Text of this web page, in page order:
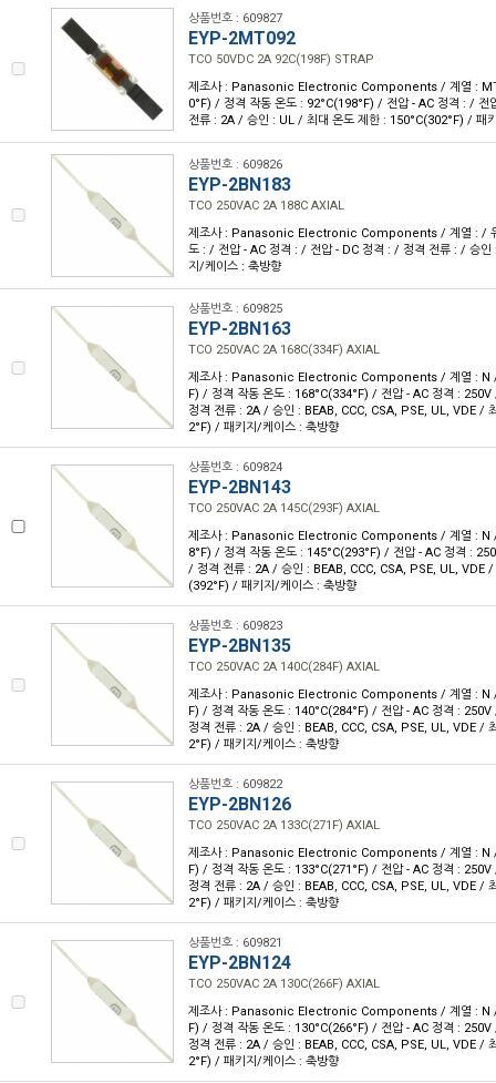
상품번호 : 609827
EYP-2MT092
TCO 50VDC 2A 92C(198F) STRAP
제조사 : Panasonic Electronic Components / 계열 :
0°F) / 정격 작동 온도 : 92°C(198°F) / 전압 - AC 정격 : / 전
전류 : 2A / 승인 : UL / 최대 온도 제한 : 150°C(302°F) / 패
상품번호 : 609826
EYP-2BN183
TCO 250VAC 2A 188C AXIAL
제조사 : Panasonic Electronic Components / 계열 : /
도 : / 전압 - AC 정격 : / 전압 - DC 정격 : / 정격 전류 : / 승
지/케이스 : 축방향
상품번호 : 609825
EYP-2BN163
TCO 250VAC 2A 168C(334F) AXIAL
제조사 : Panasonic Electronic Components / 계열 : N /
F) / 정격 작동 온도 : 168°C(334°F) / 전압 - AC 정격 :
정격 전류 : 2A / 승인 : BEAB, CCC, CSA, PSE, UL, VDE /
2°F) / 패키지/케이스 : 축방향
상품번호 : 609824
EYP-2BN143
TCO 250VAC 2A 145C(293F) AXIAL
제조사 : Panasonic Electronic Components / 계열 : N /
8°F) / 정격 작동 온도 : 145°C(293°F) / 전압 - AC 정격 :
/ 정격 전류 : 2A / 승인 : BEAB, CCC, CSA, PSE, UL, VDE /
(392°F) / 패키지/케이스 : 축방향
상품번호 : 609823
EYP-2BN135
TCO 250VAC 2A 140C(284F) AXIAL
제조사 : Panasonic Electronic Components / 계열 : N /
F) / 정격 작동 온도 : 140°C(284°F) / 전압 - AC 정격 :
정격 전류 : 2A / 승인 : BEAB, CCC, CSA, PSE, UL, VDE /
2°F) / 패키지/케이스 : 축방향
상품번호 : 609822
EYP-2BN126
TCO 250VAC 2A 133C(271F) AXIAL
제조사 : Panasonic Electronic Components / 계열 : N /
F) / 정격 작동 온도 : 133°C(271°F) / 전압 - AC 정격 :
정격 전류 : 2A / 승인 : BEAB, CCC, CSA, PSE, UL, VDE /
2°F) / 패키지/케이스 : 축방향
상품번호 : 609821
EYP-2BN124
TCO 250VAC 2A 130C(266F) AXIAL
제조사 : Panasonic Electronic Components / 계열 : N /
F) / 정격 작동 온도 : 130°C(266°F) / 전압 - AC 정격 :
정격 전류 : 2A / 승인 : BEAB, CCC, CSA, PSE, UL, VDE /
2°F) / 패키지/케이스 : 축방향